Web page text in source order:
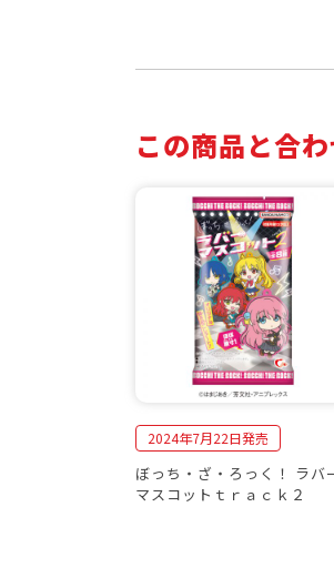
この商品と合
2024年7月22日発売
ぼっち・ざ・ろっく！ ラバ
マスコットｔｒａｃｋ２